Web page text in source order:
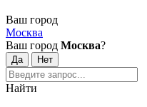
Ваш город
Москва
Ваш город Москва?
Найти